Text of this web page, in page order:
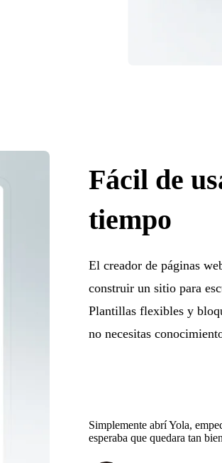
Fácil de
tiempo
El creador de páginas
construir un sitio para
Plantillas flexibles y
no necesitas
Simplemente abrí Yola,
esperaba que quedara tan